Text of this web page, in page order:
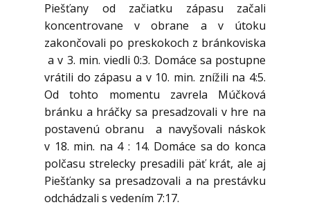
Piešťany od začiatku zápasu začali
koncentrovane v obrane a v útoku
zakončovali po preskokoch z bránkoviska
a v 3. min. viedli 0:3. Domáce sa postupne
vrátili do zápasu a v 10. min. znížili na 4:5.
Od tohto momentu zavrela Múčková
bránku a hráčky sa presadzovali v hre na
postavenú obranu a navyšovali náskok
v 18. min. na 4 : 14. Domáce sa do konca
polčasu strelecky presadili päť krát, ale aj
Piešťanky sa presadzovali a na prestávku
odchádzali s vedením 7:17.